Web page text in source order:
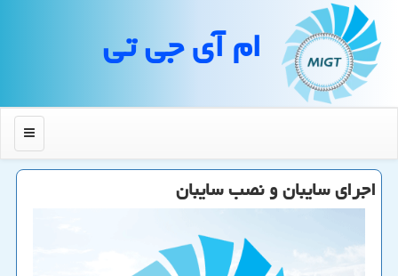
ام آی جی تی
منو
اجرای سایبان و نصب سایبان